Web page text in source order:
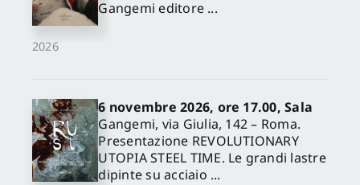
2026
Gangemi editore ...
6 novembre 2026, ore 17.00, Sala
Gangemi, via Giulia, 142 – Roma.
Presentazione REVOLUTIONARY
UTOPIA STEEL TIME. Le grandi lastre
dipinte su acciaio ...